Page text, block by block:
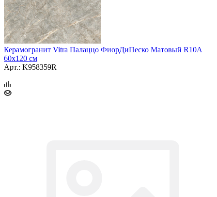
Керамогранит Vitra Палаццо ФиорДиПеско Матовый R10A
60x120 см
Арт.: K958359R